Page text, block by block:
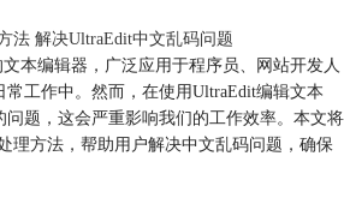
法 解决UltraEdit中文乱码问题
本编辑器，广泛应用于程序员、网站开发人
常工作中。然而，在使用UltraEdit编辑文本
问题，这会严重影响我们的工作效率。本文将
理方法，帮助用户解决中文乱码问题，确保